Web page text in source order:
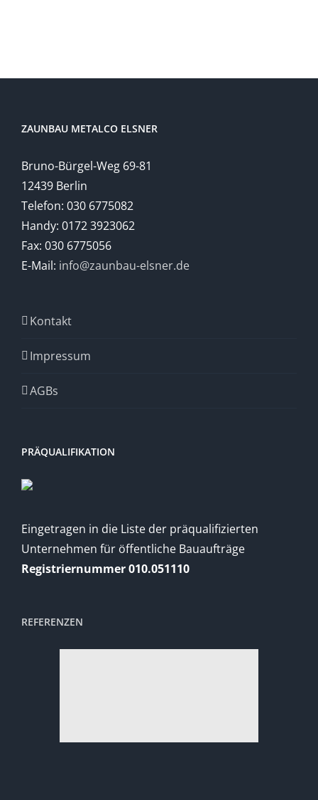
ZAUNBAU METALCO ELSNER
Bruno-Bürgel-Weg 69-81
12439 Berlin
Telefon: 030 6775082
Handy: 0172 3923062
Fax: 030 6775056
E-Mail: info@zaunbau-elsner.de
Kontakt
Impressum
AGBs
PRÄQUALIFIKATION
Eingetragen in die Liste der präqualifizierten
Unternehmen für öffentliche Bauaufträge
Registriernummer 010.051110
REFERENZEN